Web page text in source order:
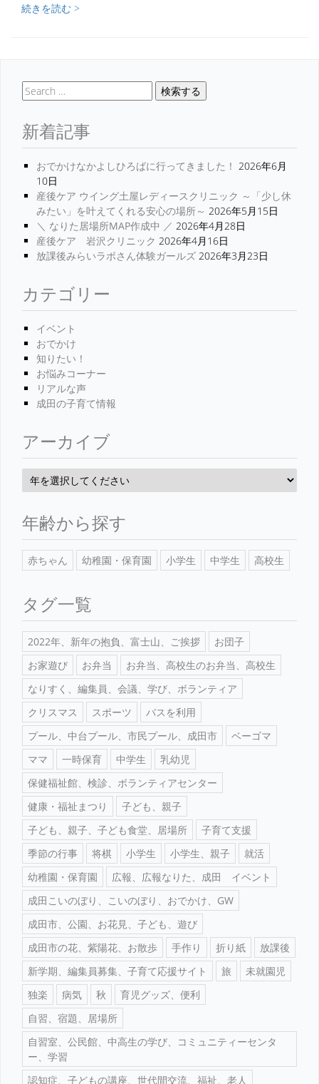
続きを読む >
検索する
新着記事
おでかけなかよしひろばに行ってきました！ 2026年6月
10日
産後ケア ウイング土屋レディースクリニック ～「少し休
みたい」を叶えてくれる安心の場所～ 2026年5月15日
＼ なりた居場所MAP作成中 ／ 2026年4月28日
産後ケア 岩沢クリニック 2026年4月16日
放課後みらいラボさん体験ガールズ 2026年3月23日
カテゴリー
イベント
おでかけ
知りたい！
お悩みコーナー
リアルな声
成田の子育て情報
アーカイブ
年齢から探す
赤ちゃん 幼稚園・保育園 小学生 中学生 高校生
タグ一覧
2022年、新年の抱負、富士山、ご挨拶
お団子
お家遊び
お弁当
お弁当、高校生のお弁当、高校生
なりすく、編集員、会議、学び、ボランティア
クリスマス
スポーツ
バスを利用
プール、中台プール、市民プール、成田市
ベーゴマ
ママ
一時保育 中学生
乳幼児
保健福祉館、検診、ボランティアセンター
健康・福祉まつり
子ども、親子
子ども、親子、子ども食堂、居場所
子育て支援
季節の行事
将棋 小学生 小学生、親子
就活
幼稚園・保育園
広報、広報なりた、成田 イベント
成田こいのぼり、こいのぼり、おでかけ、GW
成田市、公園、お花見、子ども、遊び
成田市の花、紫陽花、お散歩
手作り 折り紙
放課後
新学期、編集員募集、子育て応援サイト
旅
未就園児
独楽
病気 秋
育児グッズ、便利
自習、宿題、居場所
自習室、公民館、中高生の学び、コミュニティーセンタ
ー、学習
認知症、子どもの講座、世代間交流、福祉、老人